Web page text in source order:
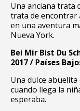
Una anciana trata
trata de encontrar
en una aventura
Nueva York.
Bei Mir Bist Du
2017 / Países
Una dulce
cuando llega la
esperaba.